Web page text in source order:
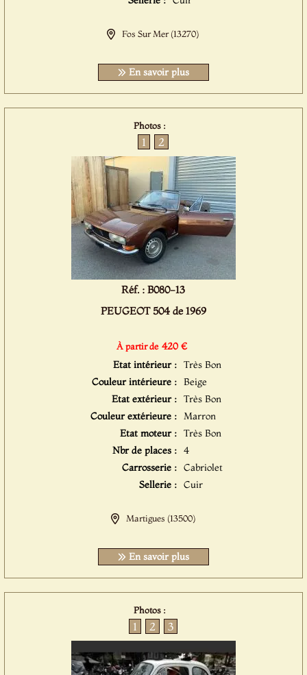
Fos Sur Mer (13270)
En savoir plus
Photos :
1 2
Réf. : B080-13
PEUGEOT 504 de 1969
À partir de 420 €
Etat intérieur : Très Bon
Couleur intérieure : Beige
Etat extérieur : Très Bon
Couleur extérieure : Marron
Etat moteur : Très Bon
Nbr de places : 4
Carrosserie : Cabriolet
Sellerie : Cuir
Martigues (13500)
En savoir plus
Photos :
1 2 3